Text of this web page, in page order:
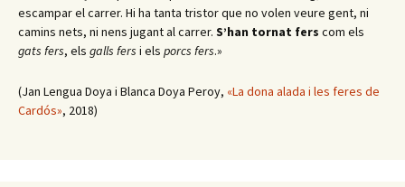
escampar el carrer. Hi ha tanta tristor que no volen veure gent, ni
camins nets, ni nens jugant al carrer. S’han tornat fers com els
gats fers, els galls fers i els porcs fers.»
(Jan Lengua Doya i Blanca Doya Peroy, «La dona alada i les feres de
Cardós», 2018)